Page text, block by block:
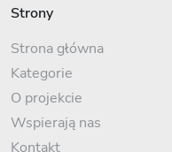
Strony
Strona główna
Kategorie
O projekcie
Wspierają nas
Kontakt